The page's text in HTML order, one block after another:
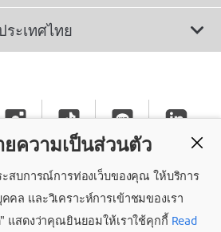
ความเป็นส่วนตัว
ะสบการณ์การท่องเว็บของคุณ ให้บริการ
ล และวิเคราะห์การเข้าชมของเรา
แสดงว่าคุณยินยอมให้เราใช้คุกกี้ Read
ง
ะเทศไทย